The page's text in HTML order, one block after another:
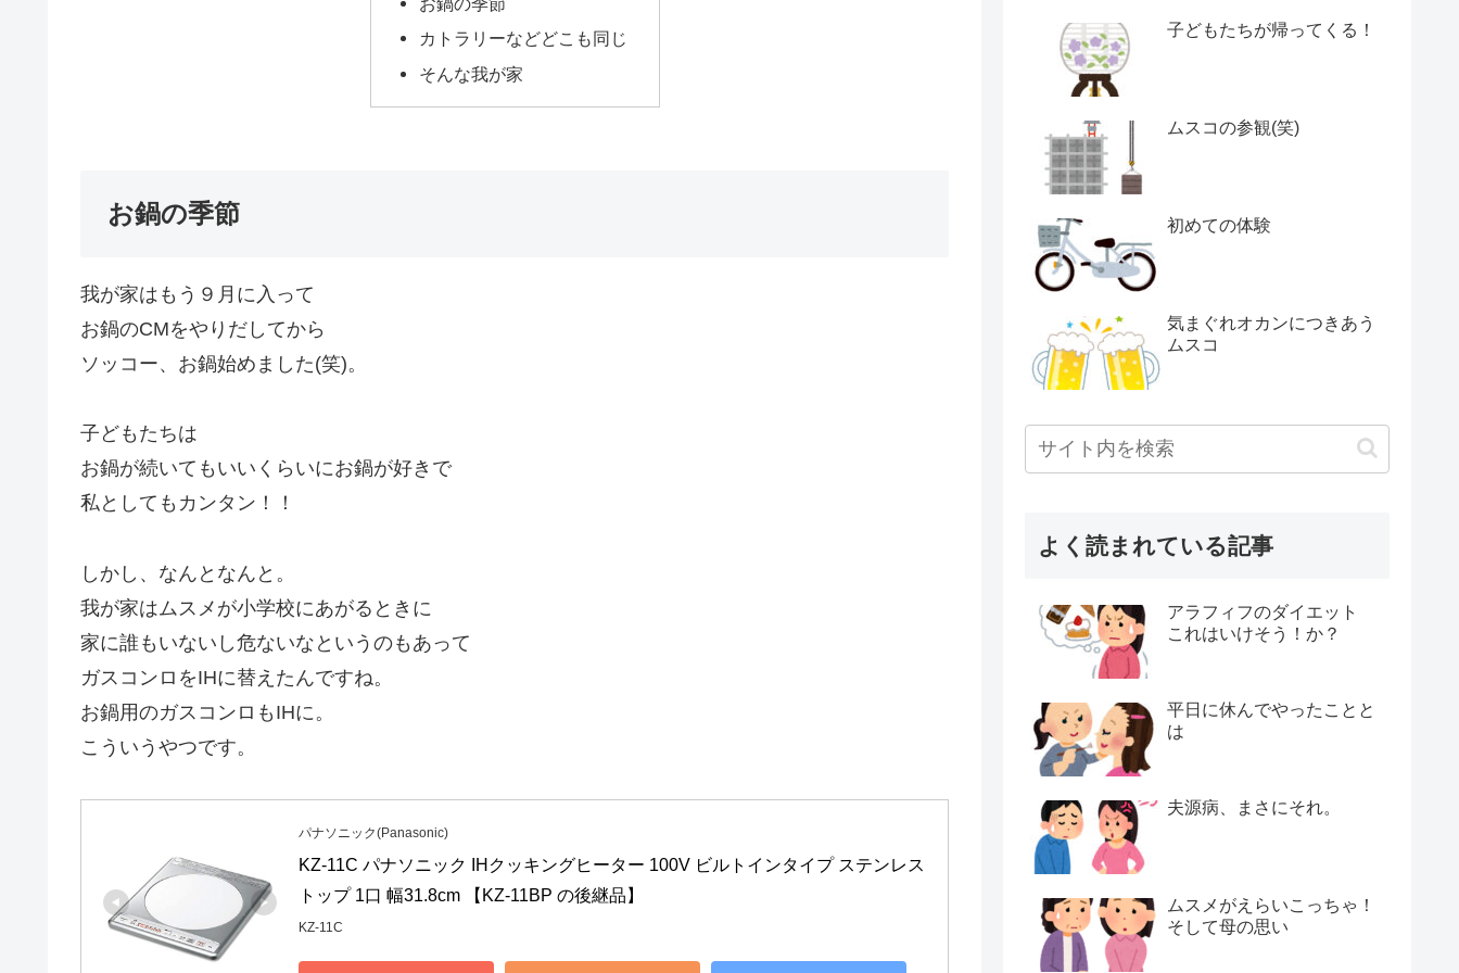
カトラリーなどどこも同じ
そんな我が家
お鍋の季節
我が家はもう９月に入って
お鍋のCMをやりだしてから
ソッコー、お鍋始めました(笑)。
子どもたちは
お鍋が続いてもいいくらいにお鍋が好きで
私としてもカンタン！！
しかし、なんとなんと。
我が家はムスメが小学校にあがるときに
家に誰もいないし危ないなというのもあって
ガスコンロをIHに替えたんですね。
お鍋用のガスコンロもIHに。
こういうやつです。
パナソニック(Panasonic)
KZ-11C パナソニック IHクッキングヒーター 100V ビルトインタイプ ステンレス
トップ 1口 幅31.8cm 【KZ-11BP の後継品】
KZ-11C
子どもたちが帰ってくる！
ムスコの参観(笑)
初めての体験
気まぐれオカンにつきあう
ムスコ
よく読まれている記事
アラフィフのダイエット
これはいけそう！か？
平日に休んでやったことと
は
夫源病、まさにそれ。
ムスメがえらいこっちゃ！
そして母の思い